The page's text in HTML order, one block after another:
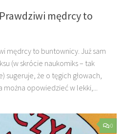
mędrcy to
mędrcy to buntownicy. Już sam
(w skrócie naukomiks – tak
sugeruje, że o tęgich głowach,
można opowiedzieć w lekki,...
0